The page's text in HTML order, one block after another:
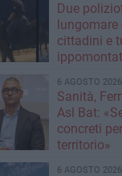
Due
lungomare
cittadini e
6 AGOSTO 2026
Sanità,
Asl Bat:
concreti
territorio»
6 AGOSTO 2026